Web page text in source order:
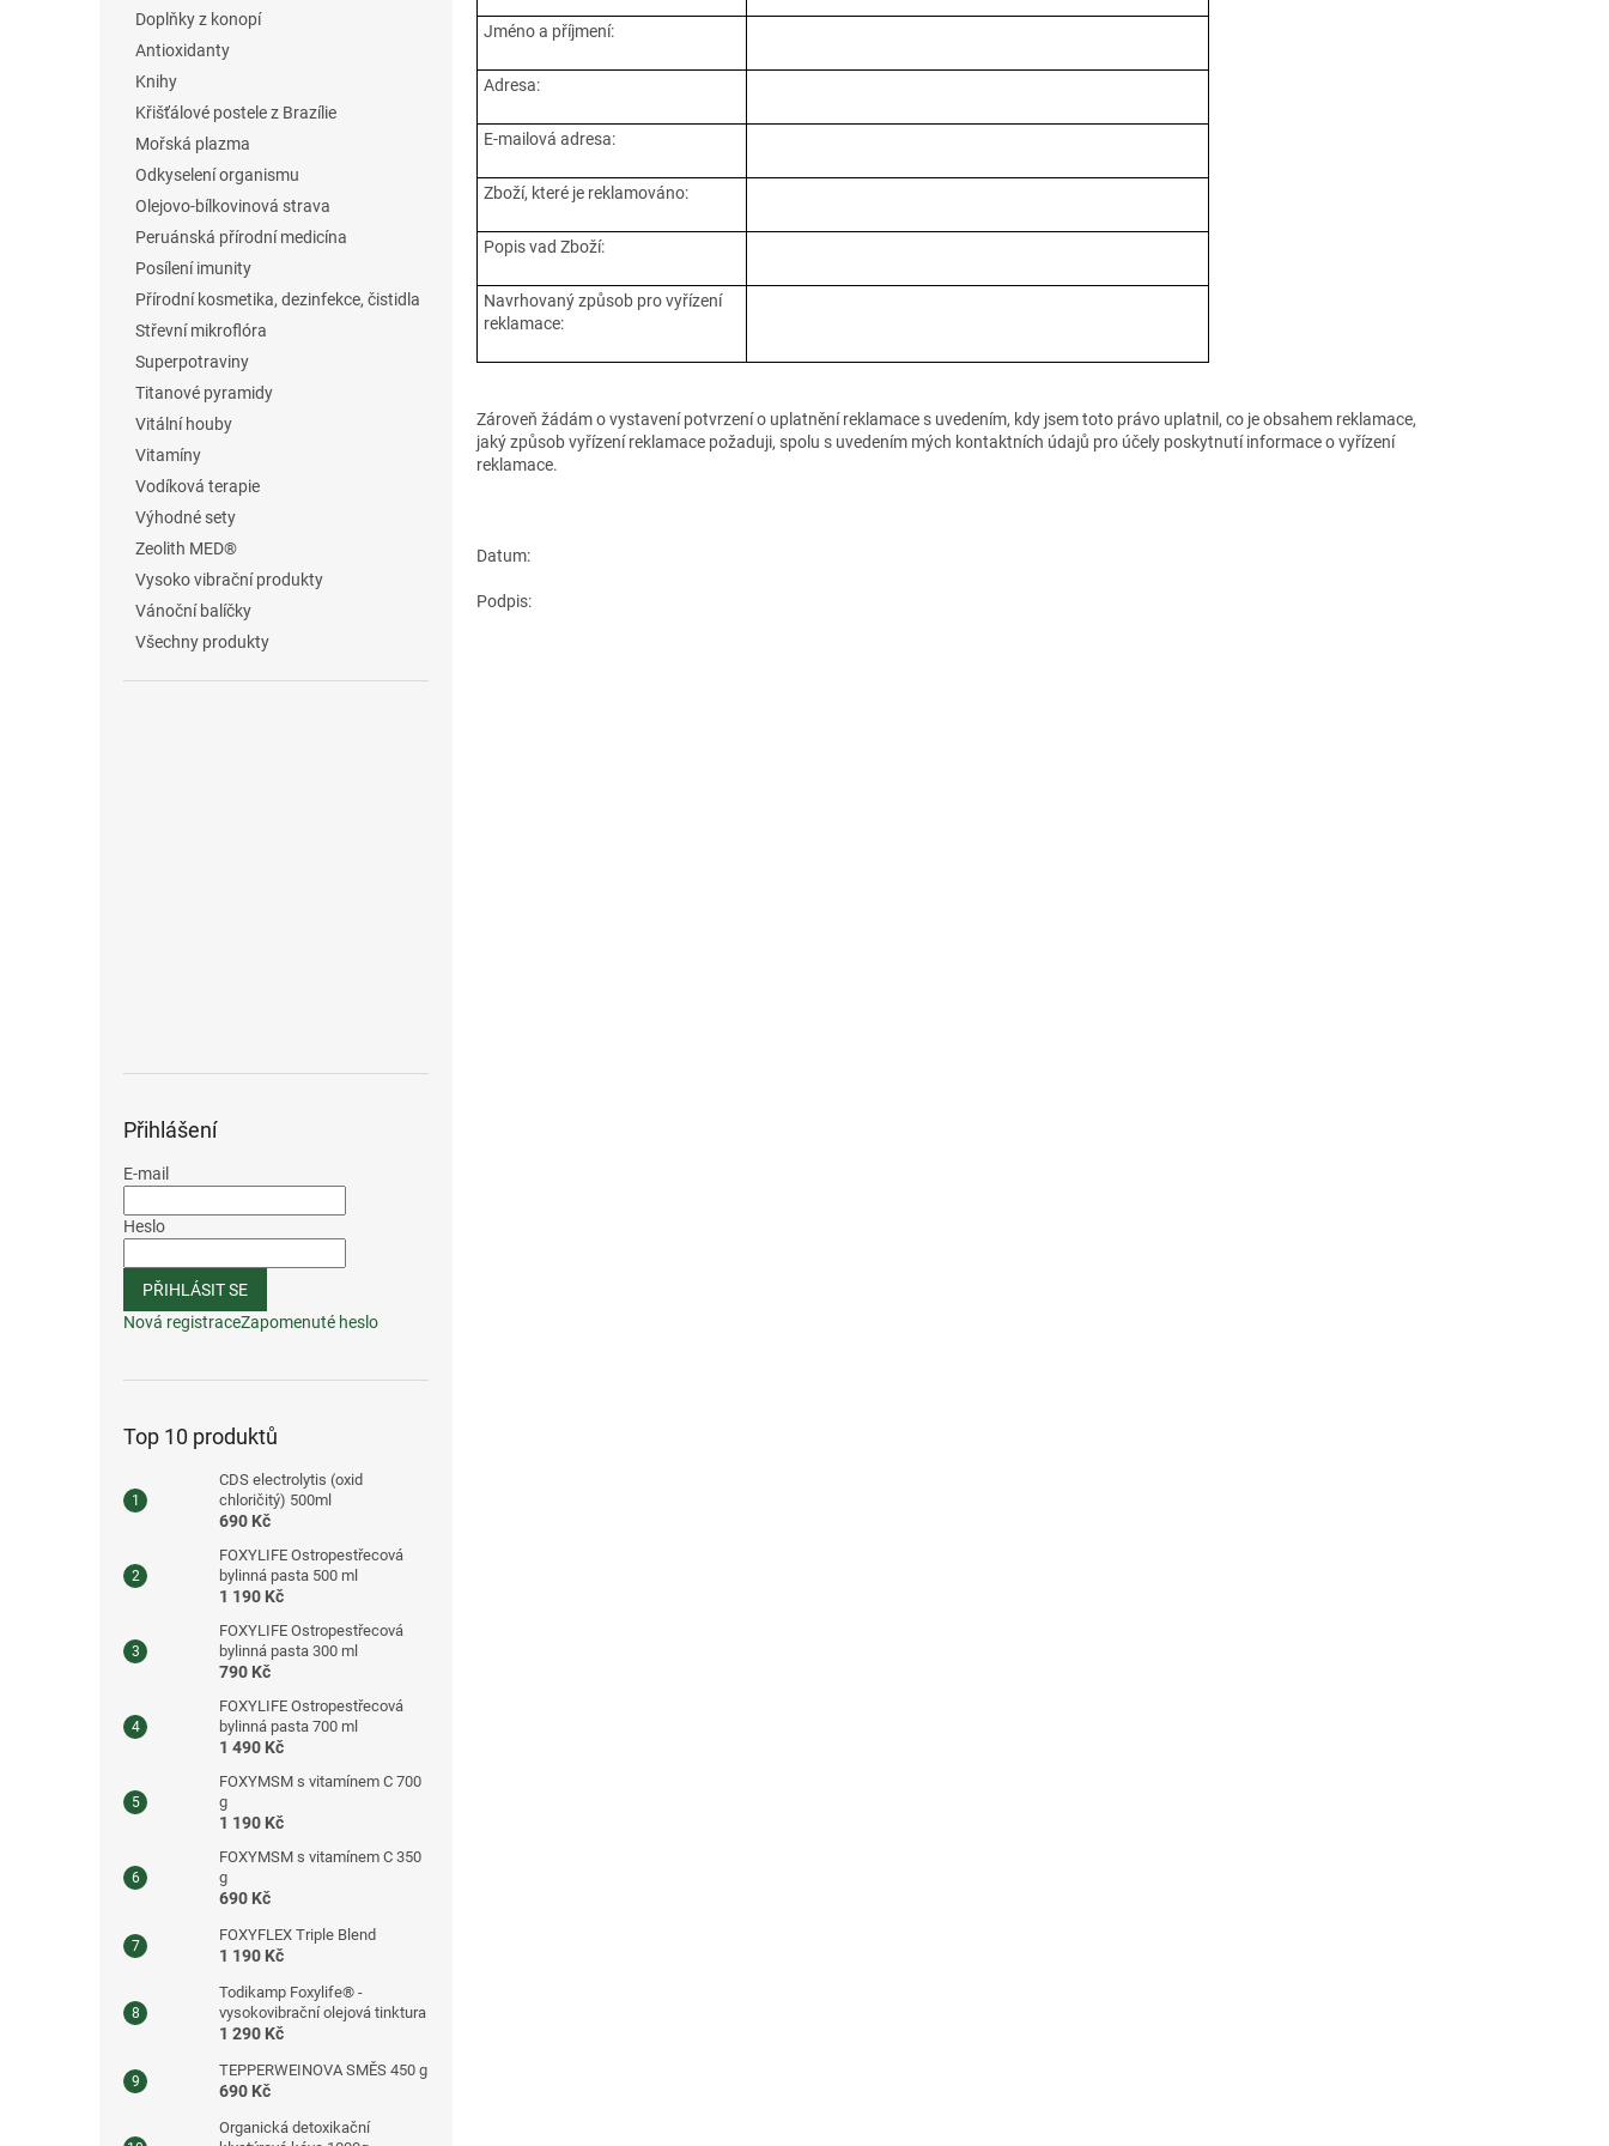
Doplňky z konopí
Antioxidanty
Knihy
Křišťálové postele z Brazílie
Mořská plazma
Odkyselení organismu
Olejovo-bílkovinová strava
Peruánská přírodní medicína
Posílení imunity
Přírodní kosmetika, dezinfekce, čistidla
Střevní mikroflóra
Superpotraviny
Titanové pyramidy
Vitální houby
Vitamíny
Vodíková terapie
Výhodné sety
Zeolith MED®
Vysoko vibrační produkty
Vánoční balíčky
Všechny produkty
Přihlášení
E-mail
Heslo
PŘIHLÁSIT SE
Nová registraceZapomenuté heslo
Top 10 produktů
CDS electrolytis (oxid
chloričitý) 500ml
690 Kč
FOXYLIFE Ostropestřecová
bylinná pasta 500 ml
1 190 Kč
FOXYLIFE Ostropestřecová
bylinná pasta 300 ml
790 Kč
FOXYLIFE Ostropestřecová
bylinná pasta 700 ml
1 490 Kč
FOXYMSM s vitamínem C 700
g
1 190 Kč
FOXYMSM s vitamínem C 350
g
690 Kč
FOXYFLEX Triple Blend
1 190 Kč
Todikamp Foxylife® -
vysokovibrační olejová tinktura
1 290 Kč
TEPPERWEINOVA SMĚS 450 g
690 Kč
Organická detoxikační
Jméno a příjmení:
Adresa:
E-mailová adresa:
Zboží, které je reklamováno:
Popis vad Zboží:
Navrhovaný způsob pro vyřízení
reklamace:
Zároveň žádám o vystavení potvrzení o uplatnění reklamace s uvedením, kdy jsem toto právo uplatnil, co je obsahem reklamace,
jaký způsob vyřízení reklamace požaduji, spolu s uvedením mých kontaktních údajů pro účely poskytnutí informace o vyřízení
reklamace.
Datum:
Podpis: